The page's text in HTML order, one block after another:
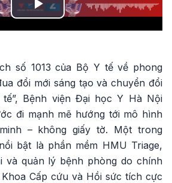
Play
số 1013 của Bộ Y tế về phong
đổi mới sáng tạo và chuyển đổi
Bệnh viện Đại học Y Hà Nội
đi mạnh mẽ hướng tới mô hình
– không giấy tờ. Một trong
bật là phần mềm HMU Triage,
và quản lý bệnh phòng do chính
Cấp cứu và Hồi sức tích cực